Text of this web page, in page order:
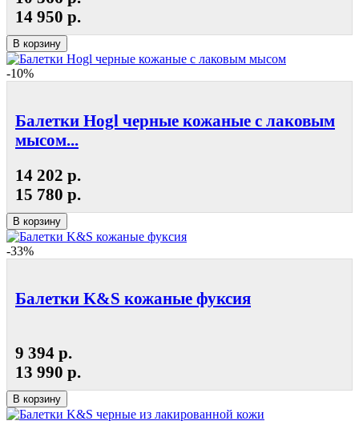
14 950 р.
В корзину
-10%
Балетки Hogl черные кожаные с лаковым
мысом...
14 202 р.
15 780 р.
В корзину
-33%
Балетки K&S кожаные фуксия
9 394 р.
13 990 р.
В корзину